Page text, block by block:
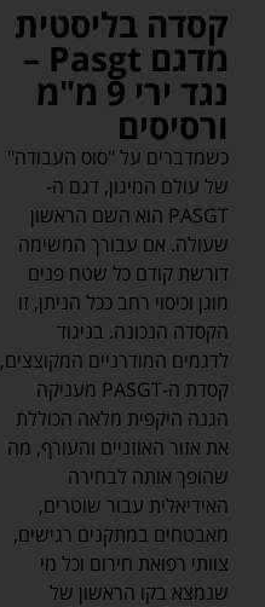
קסדה בליסטית
מדגם Pasgt –
נגד ירי 9 מ"מ
ורסיסים
כשמדברים על "סוס העבודה"
של עולם המיגון, דגם ה-
PASGT הוא השם הראשון
שעולה. אם עבורך המשימה
דורשת קודם כל שטח פנים
מוגן וכיסוי רחב ככל הניתן, זו
הקסדה הנכונה. בניגוד
לדגמים המודרניים המקוצצים,
קסדת ה-PASGT מעניקה
הגנה היקפית מלאה הכוללת
את אזור האוזניים והעורף, מה
שהופך אותה לבחירה
האידיאלית עבור שוטרים,
מאבטחים במתקנים רגישים,
צוותי רפואת חירום וכל מי
שנמצא בקו הראשון של